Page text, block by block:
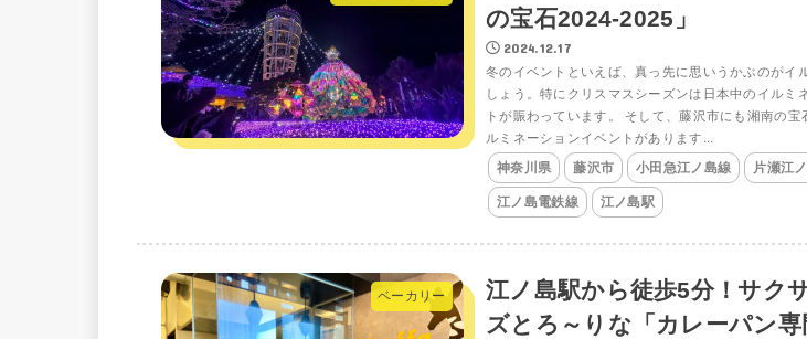
の宝石2024-2025」
2024.12.17
冬のイベントといえば、真っ先に思いうかぶのがイ
しょう。特にクリスマスシーズンは日本中のイルミ
トが賑わっています。 そして、藤沢市にも湘南の宝
ルミネーションイベントがあります...
神奈川県 藤沢市 小田急江ノ島線 片瀬江
江ノ島電鉄線 江ノ島駅
ベーカリー
江ノ島駅から徒歩5分！サク
ズとろ～りな「カレーパン専